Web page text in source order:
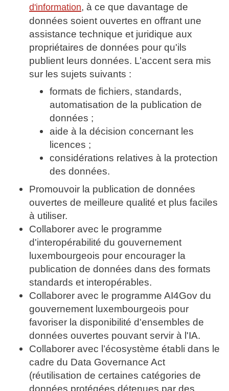
d'information, à ce que davantage de
données soient ouvertes en offrant une
assistance technique et juridique aux
propriétaires de données pour qu'ils
publient leurs données. L’accent sera mis
sur les sujets suivants :
formats de fichiers, standards,
automatisation de la publication de
données ;
aide à la décision concernant les
licences ;
considérations relatives à la protection
des données.
Promouvoir la publication de données
ouvertes de meilleure qualité et plus faciles
à utiliser.
Collaborer avec le programme
d'interopérabilité du gouvernement
luxembourgeois pour encourager la
publication de données dans des formats
standards et interopérables.
Collaborer avec le programme AI4Gov du
gouvernement luxembourgeois pour
favoriser la disponibilité d'ensembles de
données ouvertes pouvant servir à l'IA.
Collaborer avec l’écosystème établi dans le
cadre du Data Governance Act
(réutilisation de certaines catégories de
données protégées détenues par des